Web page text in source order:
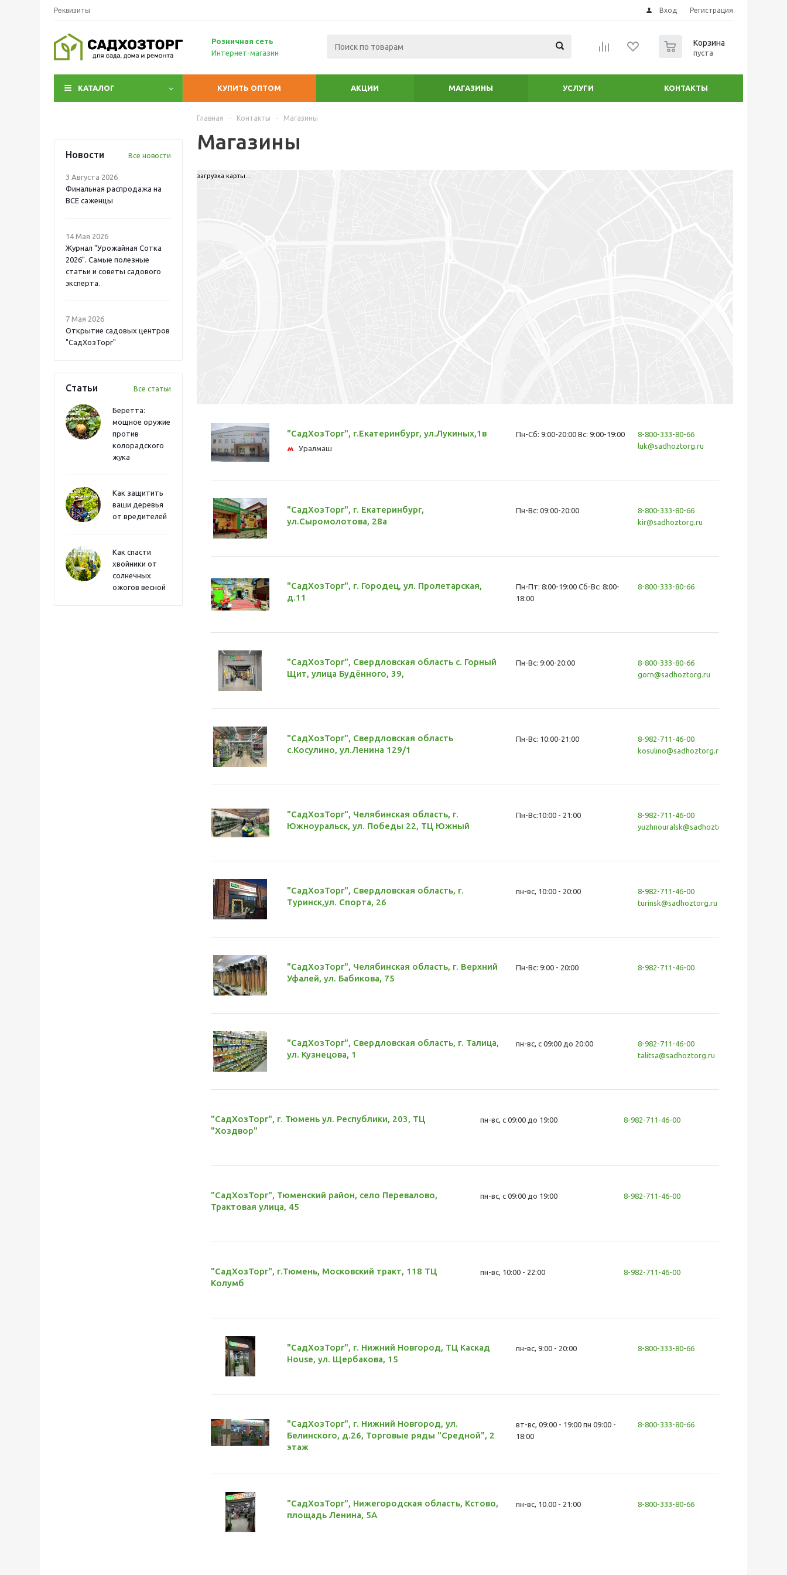
Реквизиты Вход Регистрация
Розничная сеть
Интернет-магазин
Корзина
пуста
КАТАЛОГ КУПИТЬ ОПТОМ АКЦИИ МАГАЗИНЫ УСЛУГИ КОНТАКТЫ
Новости Все новости
3 Августа 2026
Финальная распродажа на
ВСЕ саженцы
14 Мая 2026
Журнал "Урожайная Сотка
2026". Самые полезные
статьи и советы садового
эксперта.
7 Мая 2026
Открытие садовых центров
"СадХозТорг"
Статьи Все статьи
Беретта:
мощное оружие
против
колорадского
жука
Как защитить
ваши деревья
от вредителей
Как спасти
хвойники от
солнечных
ожогов весной
Главная - Контакты - Магазины
Магазины
загрузка карты...
"СадХозТорг", г.Екатеринбург, ул.Лукиных,1в
Уралмаш
Пн-Сб: 9:00-20:00 Вс: 9:00-19:00
8-800-333-80-66
luk@sadhoztorg.ru
"СадХозТорг", г. Екатеринбург,
ул.Сыромолотова, 28а
Пн-Вс: 09:00-20:00
8-800-333-80-66
kir@sadhoztorg.ru
"СадХозТорг", г. Городец, ул. Пролетарская,
д.11
Пн-Пт: 8:00-19:00 Сб-Вс: 8:00-
18:00
8-800-333-80-66
"СадХозТорг", Свердловская область с. Горный
Щит, улица Будённого, 39,
Пн-Вс: 9:00-20:00
8-800-333-80-66
gorn@sadhoztorg.ru
"СадХозТорг", Свердловская область
с.Косулино, ул.Ленина 129/1
Пн-Вс: 10:00-21:00
8-982-711-46-00
kosulino@sadhoztorg.ru
"СадХозТорг", Челябинская область, г.
Южноуральск, ул. Победы 22, ТЦ Южный
Пн-Вс:10:00 - 21:00
8-982-711-46-00
yuzhnouralsk@sadhoztorg.ru
"СадХозТорг", Свердловская область, г.
Туринск,ул. Спорта, 26
пн-вс, 10:00 - 20:00
8-982-711-46-00
turinsk@sadhoztorg.ru
"СадХозТорг", Челябинская область, г. Верхний
Уфалей, ул. Бабикова, 75
Пн-Вс: 9:00 - 20:00 8-982-711-46-00
"СадХозТорг", Свердловская область, г. Талица,
ул. Кузнецова, 1
пн-вс, с 09:00 до 20:00
8-982-711-46-00
talitsa@sadhoztorg.ru
"СадХозТорг", г. Тюмень ул. Республики, 203, ТЦ
"Хоздвор"
пн-вс, с 09:00 до 19:00 8-982-711-46-00
"СадХозТорг", Тюменский район, село Перевалово,
Трактовая улица, 45
пн-вс, с 09:00 до 19:00 8-982-711-46-00
"СадХозТорг", г.Тюмень, Московский тракт, 118 ТЦ
Колумб
пн-вс, 10:00 - 22:00 8-982-711-46-00
"СадХозТорг", г. Нижний Новгород, ТЦ Каскад
House, ул. Щербакова, 15
пн-вс, 9:00 - 20:00 8-800-333-80-66
"СадХозТорг", г. Нижний Новгород, ул.
Белинского, д.26, Торговые ряды "Средной", 2
этаж
вт-вс, 09:00 - 19:00 пн 09:00 -
18:00
8-800-333-80-66
"СадХозТорг", Нижегородская область, Кстово,
площадь Ленина, 5А
пн-вс, 10.00 - 21:00 8-800-333-80-66